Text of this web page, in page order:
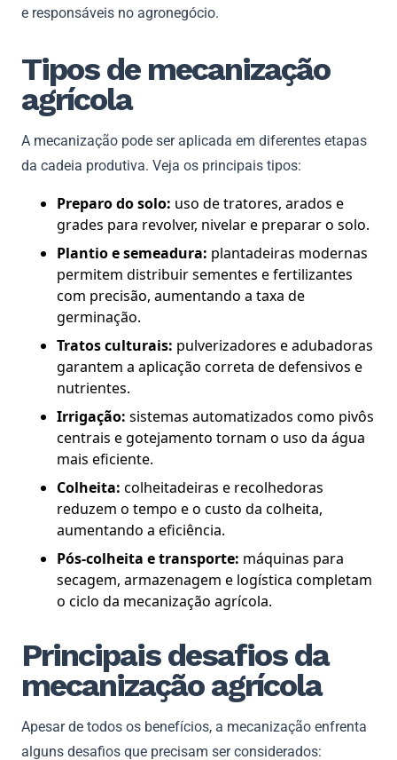
e responsáveis no agronegócio.
Tipos de mecanização
agrícola
A mecanização pode ser aplicada em diferentes etapas
da cadeia produtiva. Veja os principais tipos:
Preparo do solo: uso de tratores, arados e
grades para revolver, nivelar e preparar o solo.
Plantio e semeadura: plantadeiras modernas
permitem distribuir sementes e fertilizantes
com precisão, aumentando a taxa de
germinação.
Tratos culturais: pulverizadores e adubadoras
garantem a aplicação correta de defensivos e
nutrientes.
Irrigação: sistemas automatizados como pivôs
centrais e gotejamento tornam o uso da água
mais eficiente.
Colheita: colheitadeiras e recolhedoras
reduzem o tempo e o custo da colheita,
aumentando a eficiência.
Pós-colheita e transporte: máquinas para
secagem, armazenagem e logística completam
o ciclo da mecanização agrícola.
Principais desafios da
mecanização agrícola
Apesar de todos os benefícios, a mecanização enfrenta
alguns desafios que precisam ser considerados: